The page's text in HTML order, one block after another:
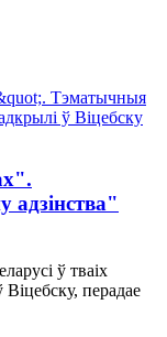
ў тваіх
перадае